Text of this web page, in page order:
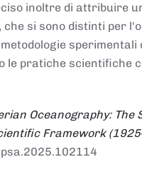
inoltre di attribuire
che si sono distinti per
le pratiche scientifiche
Oceanography: The
Framework